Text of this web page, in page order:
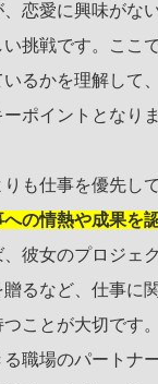
恋愛に興味がな
挑戦です。ここ
るかを理解して
ポイントとなりま
も仕事を優先し
の情熱や成果を
、彼女のプロジェ
るなど、仕事に
ことが大切です
職場のパートナ